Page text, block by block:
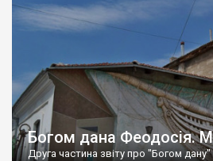
Богом дана Феодосія.
Друга частина звіту про "Богом